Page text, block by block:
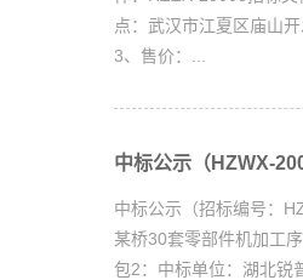
点：武汉市江夏区庙山
3、售价：...
中标公示（HZWX-
中标公示（招标编号：
某桥30套零部件机加工
包2：中标单位：湖北锐